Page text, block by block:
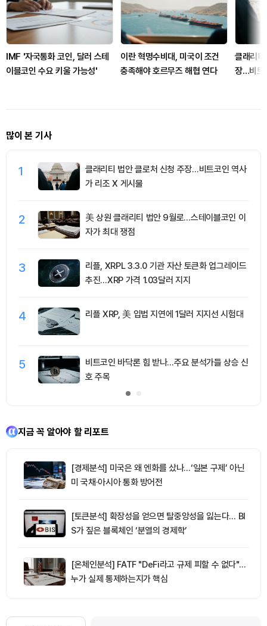
IMF '자국통화 코인, 달러 스테
이블코인 수요 키울 가능성'
이란 혁명수비대, 미국이 조건
충족해야 호르무즈 해협 연다
클래리
장…비트
많이 본 기사
1
클래리티 법안 클로처 신청 주장…비트코인 역사
가 리조 X 게시물
2
美 상원 클래리티 법안 9월로…스테이블코인 이
자가 최대 쟁점
3
리플, XRPL 3.3.0 기관 자산 토큰화 업그레이드
추진…XRP 가격 1.03달러 지지
4 리플 XRP, 美 입법 지연에 1달러 지지선 시험대
5
비트코인 바닥론 힘 받나…주요 분석가들 상승 신
호 주목
지금 꼭 알아야 할 리포트
[경제분석] 미국은 왜 엔화를 샀나…‘일본 구제’ 아닌
미 국채·아시아 통화 방어전
[토큰분석] 확장성을 얻으면 탈중앙성을 잃는다… BI
S가 짚은 블록체인 ‘분열의 경제학’
[온체인분석] FATF "DeFi라고 규제 피할 수 없다"…
누가 실제 통제하는지가 핵심